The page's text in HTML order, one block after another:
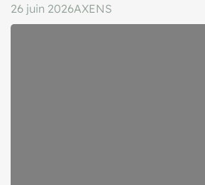
26 juin 2026AXENS